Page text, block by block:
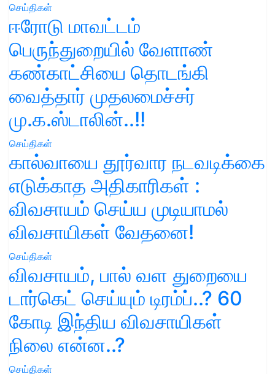
செய்திகள்
ஈரோடு மாவட்டம்
பெருந்துறையில் வேளாண்
கண்காட்சியை தொடங்கி
வைத்தார் முதலமைச்சர்
மு.க.ஸ்டாலின்..!!
செய்திகள்
கால்வாயை தூர்வார நடவடிக்கை
எடுக்காத அதிகாரிகள் :
விவசாயம் செய்ய முடியாமல்
விவசாயிகள் வேதனை!
செய்திகள்
விவசாயம், பால் வள துறையை
டார்கெட் செய்யும் டிரம்ப்..? 60
கோடி இந்திய விவசாயிகள்
நிலை என்ன..?
செய்திகள்